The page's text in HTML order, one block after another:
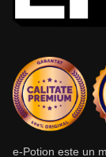
e-Potion este un